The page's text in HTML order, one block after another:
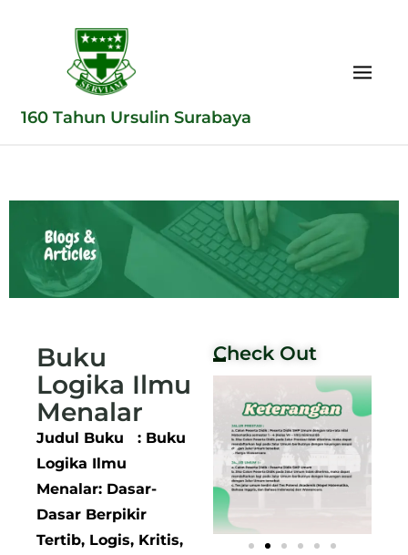
160 Tahun Ursulin Surabaya
Buku
Logika Ilmu
Menalar
Judul Buku : Buku
Logika Ilmu
Menalar: Dasar-
Dasar Berpikir
Tertib, Logis, Kritis,
Check Out